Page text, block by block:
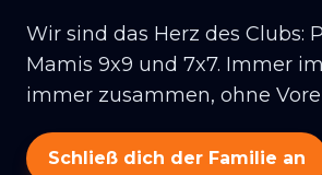
Wir sind das Herz des Clubs:
Mamis 9x9 und 7x7. Immer
immer zusammen, ohne
Schließ dich der Familie an